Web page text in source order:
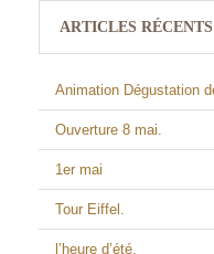
ARTICLES RÉCENTS
Animation Dégustation
Ouverture 8 mai.
1er mai
Tour Eiffel.
l’heure d’été.